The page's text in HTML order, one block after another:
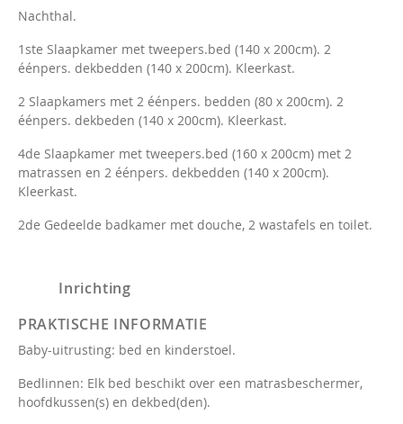
Nachthal.
1ste Slaapkamer met tweepers.bed (140 x 200cm). 2
éénpers. dekbedden (140 x 200cm). Kleerkast.
2 Slaapkamers met 2 éénpers. bedden (80 x 200cm). 2
éénpers. dekbeden (140 x 200cm). Kleerkast.
4de Slaapkamer met tweepers.bed (160 x 200cm) met 2
matrassen en 2 éénpers. dekbedden (140 x 200cm).
Kleerkast.
2de Gedeelde badkamer met douche, 2 wastafels en toilet.
Inrichting
PRAKTISCHE INFORMATIE
Baby-uitrusting: bed en kinderstoel.
Bedlinnen: Elk bed beschikt over een matrasbeschermer,
hoofdkussen(s) en dekbed(den).